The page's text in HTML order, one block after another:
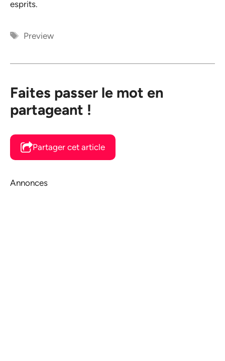
esprits.
Étiquettes
Preview
Faites passer le mot en
partageant !
Partager cet article
Annonces